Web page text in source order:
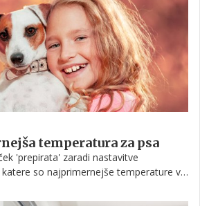
temperatura za psa
'prepirata' zaradi nastavitve
so najprimernejše temperature v